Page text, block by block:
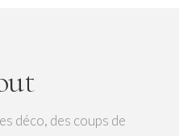
déco, des coups de